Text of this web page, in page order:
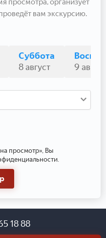
вам экскурсию.
Суббота
8 август
9 август
просмотр», Вы
18 88